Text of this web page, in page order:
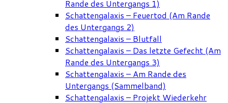
Rande des Untergangs 1)
Schattengalaxis – Feuertod (Am Rande
des Untergangs 2)
Schattengalaxis – Blutfall
Schattengalaxis – Das letzte Gefecht (Am
Rande des Untergangs 3)
Schattengalaxis – Am Rande des
Untergangs (Sammelband)
Schattengalaxis – Projekt Wiederkehr